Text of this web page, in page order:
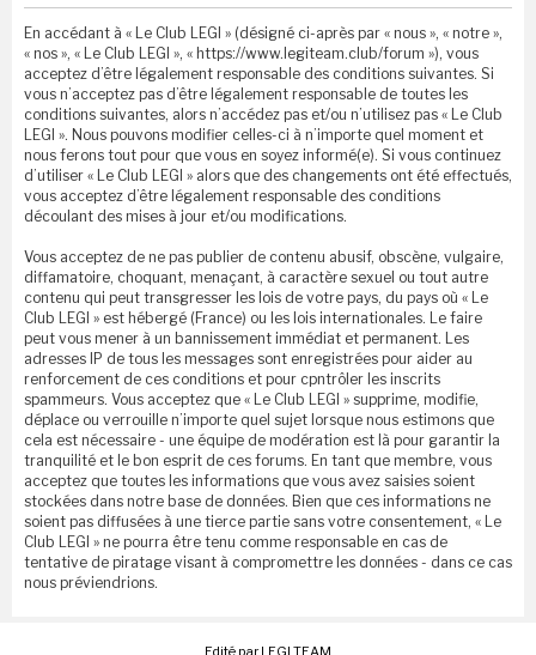
En accédant à « Le Club LEGI » (désigné ci-après par « nous », « notre »,
« nos », « Le Club LEGI », « https://www.legiteam.club/forum »), vous
acceptez d’être légalement responsable des conditions suivantes. Si
vous n’acceptez pas d’être légalement responsable de toutes les
conditions suivantes, alors n’accédez pas et/ou n’utilisez pas « Le Club
LEGI ». Nous pouvons modifier celles-ci à n’importe quel moment et
nous ferons tout pour que vous en soyez informé(e). Si vous continuez
d’utiliser « Le Club LEGI » alors que des changements ont été effectués,
vous acceptez d’être légalement responsable des conditions
découlant des mises à jour et/ou modifications.
Vous acceptez de ne pas publier de contenu abusif, obscène, vulgaire,
diffamatoire, choquant, menaçant, à caractère sexuel ou tout autre
contenu qui peut transgresser les lois de votre pays, du pays où « Le
Club LEGI » est hébergé (France) ou les lois internationales. Le faire
peut vous mener à un bannissement immédiat et permanent. Les
adresses IP de tous les messages sont enregistrées pour aider au
renforcement de ces conditions et pour cpntrôler les inscrits
spammeurs. Vous acceptez que « Le Club LEGI » supprime, modifie,
déplace ou verrouille n’importe quel sujet lorsque nous estimons que
cela est nécessaire - une équipe de modération est là pour garantir la
tranquilité et le bon esprit de ces forums. En tant que membre, vous
acceptez que toutes les informations que vous avez saisies soient
stockées dans notre base de données. Bien que ces informations ne
soient pas diffusées à une tierce partie sans votre consentement, « Le
Club LEGI » ne pourra être tenu comme responsable en cas de
tentative de piratage visant à compromettre les données - dans ce cas
nous préviendrions.
Edité par LEGI TEAM